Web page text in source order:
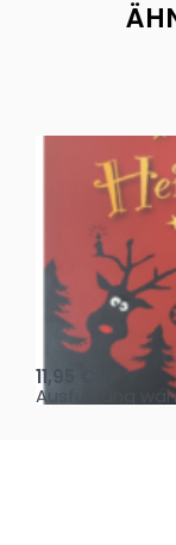
Oh, heilige Nacht!
11,95
Ausführung